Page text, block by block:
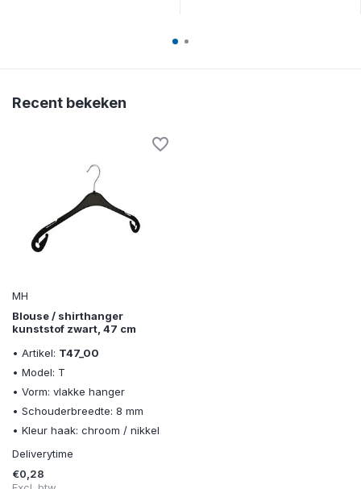
Recent bekeken
MH
Blouse / shirthanger
kunststof zwart, 47 cm
• Artikel: T47_00
• Model: T
• Vorm: vlakke hanger
• Schouderbreedte: 8 mm
• Kleur haak: chroom / nikkel
Deliverytime
€0,28